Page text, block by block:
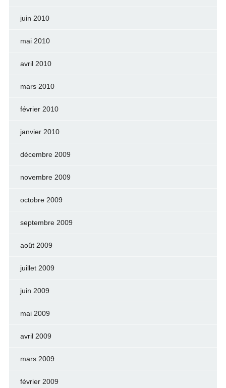
juin 2010
mai 2010
avril 2010
mars 2010
février 2010
janvier 2010
décembre 2009
novembre 2009
octobre 2009
septembre 2009
août 2009
juillet 2009
juin 2009
mai 2009
avril 2009
mars 2009
février 2009